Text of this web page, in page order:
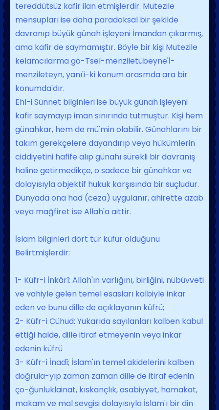
te­reddütsüz kafir ilan etmişlerdir. Mutezile
mensupları ise daha paradoksal bir şekil­de
davranıp büyük günah işleyeni İman­dan çıkarmış,
ama kafir de saymamıştır. Böyle bir kişi Mutezile
kelamcılarma gö-Tsel-menziletübeyne'İ-
menzileteyn, yanı'i-ki konum arasmda ara bir
konumda'dır.
Ehl-i Sünnet bilginleri ise büyük günah işleyeni
kafir saymayıp iman sınırında tut­muştur. Kişi hem
günahkar, hem de mü'min olabilir. Günahlarını bir
takım ge­rekçelere dayandırıp veya hükümlerin
cid­diyetini hafife alıp günahı sürekli bir dav­ranış
haline getirmedikçe, o sadece bir gü­nahkar ve
dolayısıyla objektif hukuk karşı­sında bir suçludur.
Dünyada ona had (ce­za) uygulanır, ahirette azab
veya mağfiret ise Allah'a aittir.
İslam bilginleri dört tür küfür olduğunu
Belirtmişlerdir:
1- Küfr-i İnkârî: Allah'ın varlığını, birliğini, nübüvveti
ve vahiyle ge­len temel esasları kalbiyle inkar
eden ve bunu dille de açıklayanın küfrü;
2- Küfr-i Cühud: Yukarıda sayılanları kalben ka­bul
ettiği halde, dille itiraf etmeyenin ve­ya inkar
edenin küfrü
3- Küfr-i İnadî; İs­lam'ın temel akidelerini kalben
doğrula-yıp zaman zaman dille de itiraf edenin
ço-ğunluklainat, kıskançlık, asabiyyet, hama­kat,
makam ve mal sevgisi dolayısıyla İs­lam'ı bir din